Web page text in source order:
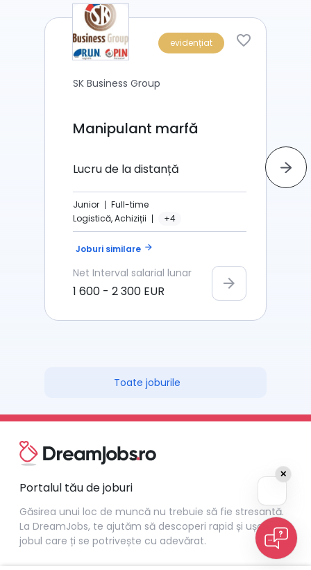
evidențiat
SK Business Group
Manipulant marfă
Lucru de la distanță
Junior
Full-time
Logistică, Achiziții
+4
Joburi similare arrow_forward
Net Interval salarial lunar
1 600 - 2 300 EUR arrow_forward
Toate joburile
Portalul tău de joburi
Găsirea unui loc de muncă nu trebuie să fie stresantă.
La DreamJobs, te ajutăm să descoperi rapid și ușor
jobul care ți se potrivește cu adevărat.
✕